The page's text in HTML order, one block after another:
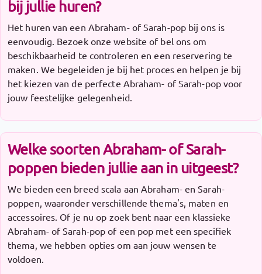
bij jullie huren?
Het huren van een Abraham- of Sarah-pop bij ons is
eenvoudig. Bezoek onze website of bel ons om
beschikbaarheid te controleren en een reservering te
maken. We begeleiden je bij het proces en helpen je bij
het kiezen van de perfecte Abraham- of Sarah-pop voor
jouw feestelijke gelegenheid.
Welke soorten Abraham- of Sarah-
poppen bieden jullie aan in uitgeest?
We bieden een breed scala aan Abraham- en Sarah-
poppen, waaronder verschillende thema's, maten en
accessoires. Of je nu op zoek bent naar een klassieke
Abraham- of Sarah-pop of een pop met een specifiek
thema, we hebben opties om aan jouw wensen te
voldoen.